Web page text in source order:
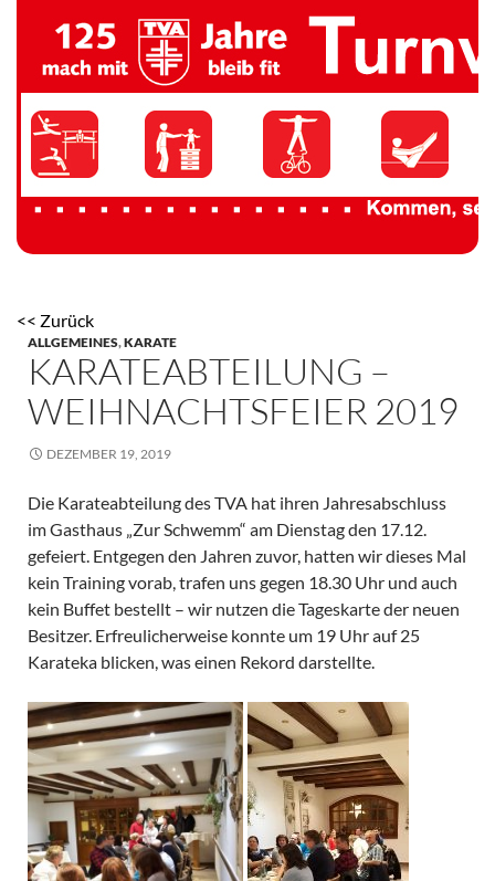
TV 1894 Auersmacher
<< Zurück
ALLGEMEINES,KARATE
KARATEABTEILUNG –
WEIHNACHTSFEIER 2019
DEZEMBER 19, 2019
Die Karateabteilung des TVA hat ihren Jahresabschluss
im Gasthaus „Zur Schwemm“ am Dienstag den 17.12.
gefeiert. Entgegen den Jahren zuvor, hatten wir dieses Mal
kein Training vorab, trafen uns gegen 18.30 Uhr und auch
kein Buffet bestellt – wir nutzen die Tageskarte der neuen
Besitzer. Erfreulicherweise konnte um 19 Uhr auf 25
Karateka blicken, was einen Rekord darstellte.